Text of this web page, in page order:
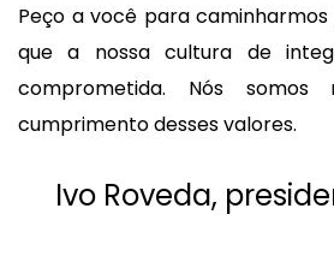
Peço a você para caminharmos
que a nossa cultura de
comprometida. Nós somos
cumprimento desses valores.
Ivo Roveda,